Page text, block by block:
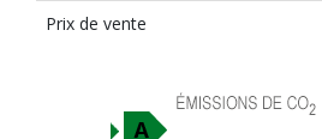
Prix de vente